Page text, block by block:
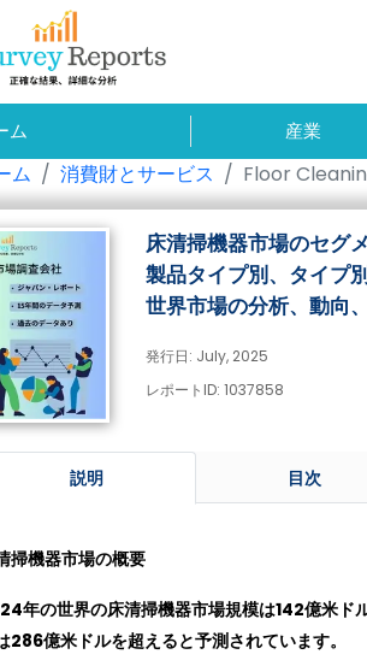
ム 産業
ム 消費財とサービス Floor
床清掃機器市場のセグ
製品タイプ別、タイプ
世界市場の分析、動向
発行日: July, 2025
レポートID: 1037858
説明 目次
掃機器市場の概要
年の世界の床清掃機器市場規模は142億米
286億米ドルを超えると予測されています。